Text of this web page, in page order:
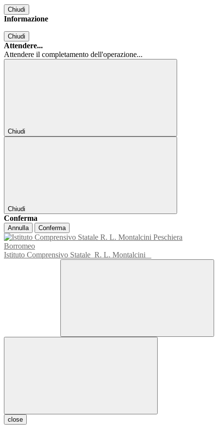
Chiudi
Informazione
Chiudi
Attendere...
Attendere il completamento dell'operazione...
Chiudi
Chiudi
Conferma
Annulla Conferma
Istituto Comprensivo Statale R. L. Montalcini
close